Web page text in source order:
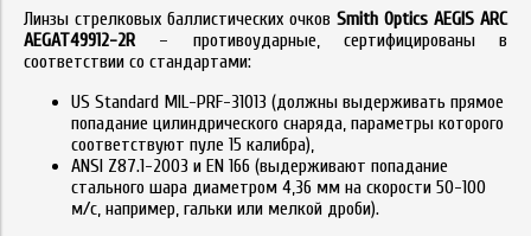
Линзы стрелковых баллистических очков Smith Optics AEGIS ARC
AEGAT49912-2R – противоударные, сертифицированы в
соответствии со стандартами:
US Standard MIL-PRF-31013 (должны выдерживать прямое
попадание цилиндрического снаряда, параметры которого
соответствуют пуле 15 калибра),
ANSI Z87.1-2003 и EN 166 (выдерживают попадание
стального шара диаметром 4,36 мм на скорости 50-100
м/с, например, гальки или мелкой дроби).